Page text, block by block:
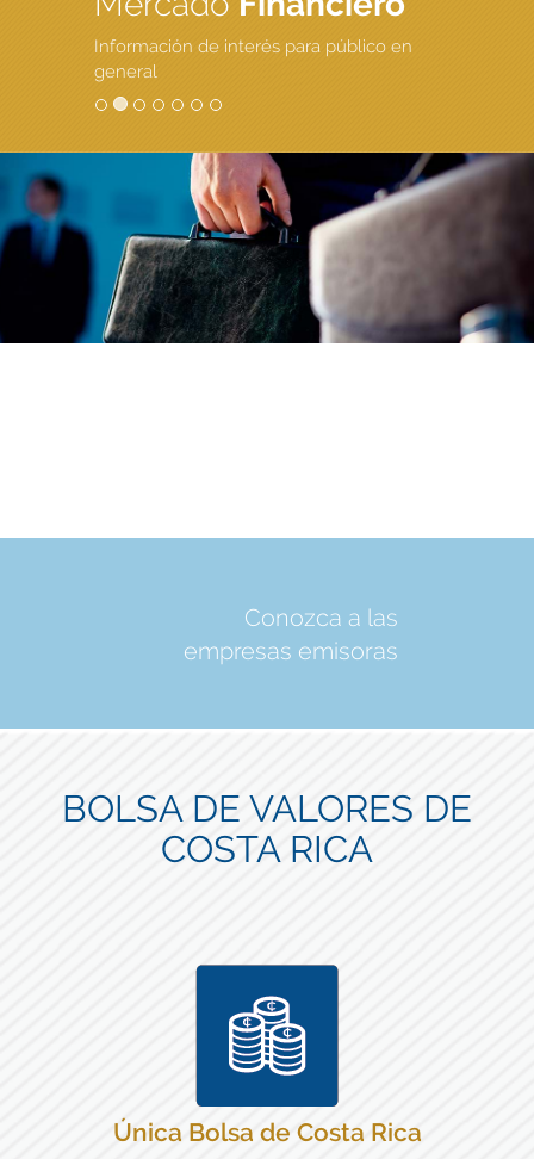
Información de interés para público en
general
Conozca a las
empresas emisoras
BOLSA DE VALORES DE
COSTA RICA
Única Bolsa de Costa Rica